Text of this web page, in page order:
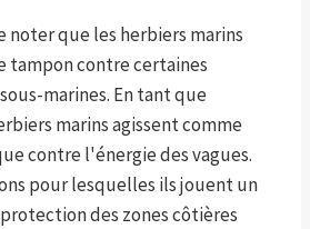
noter que les herbiers marins
tampon contre certaines
marines. En tant que
marins agissent comme
contre l'énergie des vagues.
pour lesquelles ils jouent un
des zones côtières